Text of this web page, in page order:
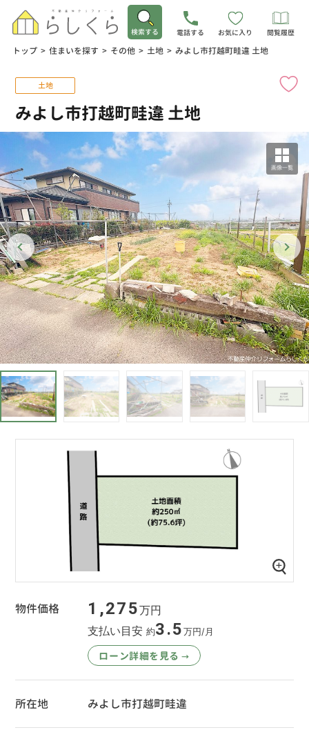
検索する 電話する お気に入り 閲覧履歴
トップ > 住まいを探す > その他 > 土地 > みよし市打越町畦違 土地
土地
みよし市打越町畦違 土地
物件価格 1,275万円
支払い目安約3.5万円/月
ローン詳細を見る→
所在地 みよし市打越町畦違